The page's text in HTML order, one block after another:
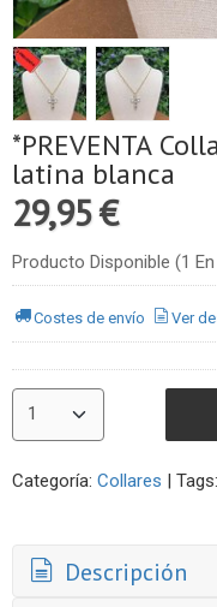
*PREVENTA
latina blanca
29,95 €
Producto Disponible (1
Costes de envío Ver
Categoría: Collares | Tags:
Descripción